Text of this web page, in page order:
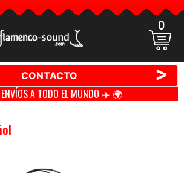
0
CONTACTO >
A TODO EL MUNDO ✈️ 🌍